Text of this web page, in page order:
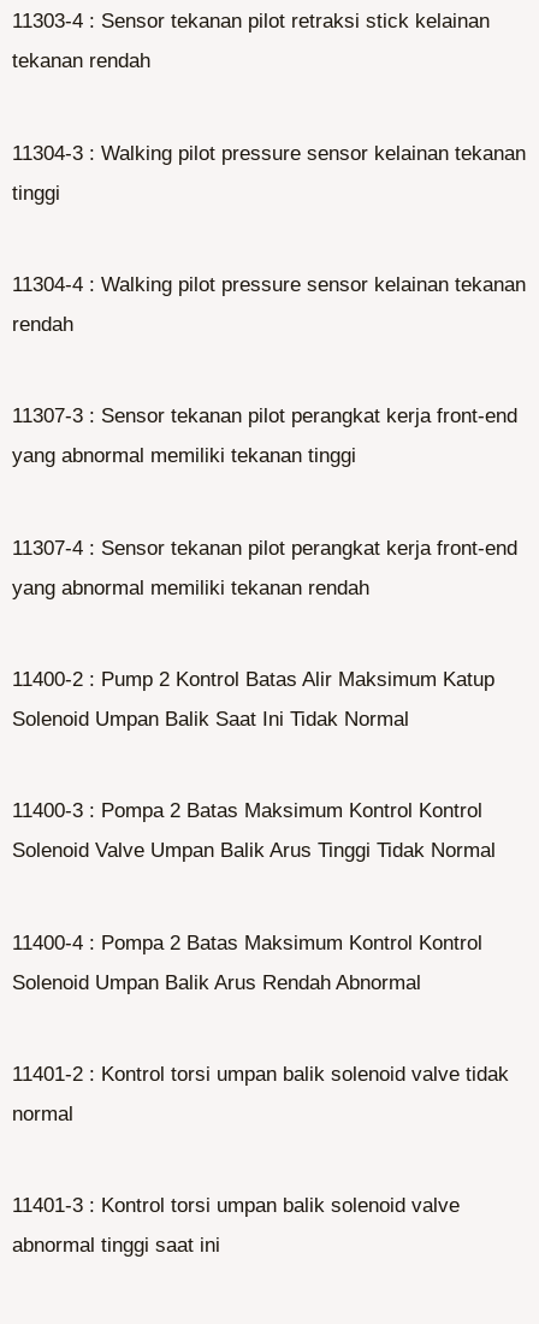
11303-4 : Sensor tekanan pilot retraksi stick kelainan
tekanan rendah
11304-3 : Walking pilot pressure sensor kelainan tekanan
tinggi
11304-4 : Walking pilot pressure sensor kelainan tekanan
rendah
11307-3 : Sensor tekanan pilot perangkat kerja front-end
yang abnormal memiliki tekanan tinggi
11307-4 : Sensor tekanan pilot perangkat kerja front-end
yang abnormal memiliki tekanan rendah
11400-2 : Pump 2 Kontrol Batas Alir Maksimum Katup
Solenoid Umpan Balik Saat Ini Tidak Normal
11400-3 : Pompa 2 Batas Maksimum Kontrol Kontrol
Solenoid Valve Umpan Balik Arus Tinggi Tidak Normal
11400-4 : Pompa 2 Batas Maksimum Kontrol Kontrol
Solenoid Umpan Balik Arus Rendah Abnormal
11401-2 : Kontrol torsi umpan balik solenoid valve tidak
normal
11401-3 : Kontrol torsi umpan balik solenoid valve
abnormal tinggi saat ini